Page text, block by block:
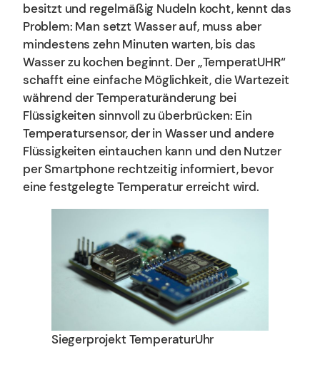
besitzt und regelmäßig Nudeln kocht, kennt das
Problem: Man setzt Wasser auf, muss aber
mindestens zehn Minuten warten, bis das
Wasser zu kochen beginnt. Der „TemperatUHR“
schafft eine einfache Möglichkeit, die Wartezeit
während der Temperaturänderung bei
Flüssigkeiten sinnvoll zu überbrücken: Ein
Temperatursensor, der in Wasser und andere
Flüssigkeiten eintauchen kann und den Nutzer
per Smartphone rechtzeitig informiert, bevor
eine festgelegte Temperatur erreicht wird.
Siegerprojekt TemperaturUhr